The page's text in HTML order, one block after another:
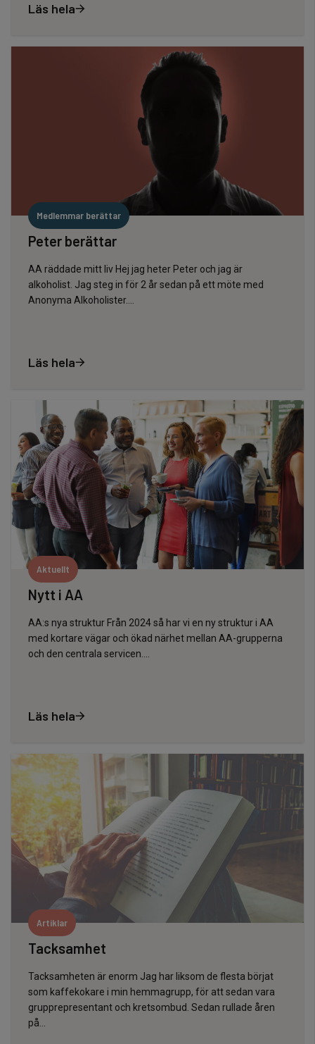
Läs hela
Medlemmar berättar
Peter berättar
AA räddade mitt liv Hej jag heter Peter och jag är
alkoholist. Jag steg in för 2 år sedan på ett möte med
Anonyma Alkoholister….
Läs hela
Aktuellt
Nytt i AA
AA:s nya struktur Från 2024 så har vi en ny struktur i AA
med kortare vägar och ökad närhet mellan AA-grupperna
och den centrala servicen….
Läs hela
Artiklar
Tacksamhet
Tacksamheten är enorm Jag har liksom de flesta börjat
som kaffekokare i min hemmagrupp, för att sedan vara
grupprepresentant och kretsombud. Sedan rullade åren
på…